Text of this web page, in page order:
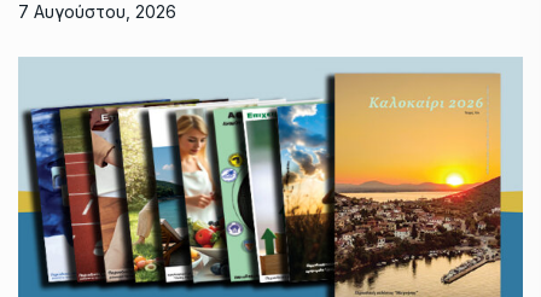
7 Αυγούστου, 2026